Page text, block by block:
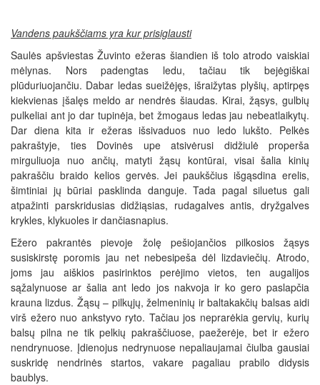
Vandens paukščiams yra kur prisiglausti
Saulės apšviestas Žuvinto ežeras šiandien iš tolo atrodo vaiskiai
mėlynas. Nors padengtas ledu, tačiau tik bejėgiškai
plūduriuojančiu. Dabar ledas sueižėjęs, išraižytas plyšių, aptirpęs
kiekvienas įšalęs meldo ar nendrės šiaudas. Kirai, žąsys, gulbių
pulkeliai ant jo dar tupinėja, bet žmogaus ledas jau nebeatlaikytų.
Dar diena kita ir ežeras išsivaduos nuo ledo lukšto. Pelkės
pakraštyje, ties Dovinės upe atsivėrusi didžiulė properša
mirguliuoja nuo ančių, matyti žąsų kontūrai, visai šalia kinių
pakraščiu braido kelios gervės. Jei paukščius išgąsdina erelis,
šimtiniai jų būriai pasklinda danguje. Tada pagal siluetus gali
atpažinti parskridusias didžiąsias, rudagalves antis, dryžgalves
krykles, klykuoles ir dančiasnapius.
Ežero pakrantės pievoje žolę pešiojančios pilkosios žąsys
susiskirstę poromis jau net nebesipeša dėl lizdaviečių. Atrodo,
joms jau aiškios pasirinktos perėjimo vietos, ten augalijos
sąžalynuose ar šalia ant ledo jos nakvoja ir ko gero paslapčia
krauna lizdus. Žąsų – pilkųjų, želmeninių ir baltakakčių balsas aidi
virš ežero nuo ankstyvo ryto. Tačiau jos neprarėkia gervių, kurių
balsų pilna ne tik pelkių pakraščiuose, paežerėje, bet ir ežero
nendrynuose. Įdienojus nedrynuose nepaliaujamai čiulba gausiai
suskridę nendrinės startos, vakare pagaliau prabilo didysis
baublys.